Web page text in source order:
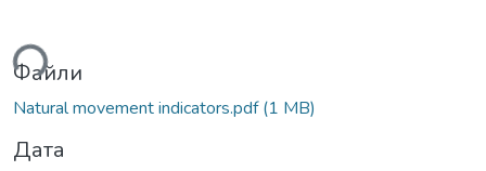
Файли
Natural movement indicators.pdf(1 MB)
Дата